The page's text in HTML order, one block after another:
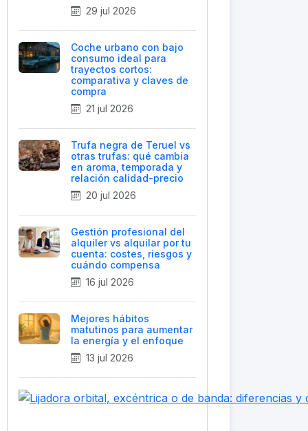
29 jul 2026
Coche urbano con bajo
consumo ideal para
trayectos cortos:
comparativa y claves de
compra
21 jul 2026
Trufa negra de Teruel vs
otras trufas: qué cambia
en aroma, temporada y
relación calidad-precio
20 jul 2026
Gestión profesional del
alquiler vs alquilar por tu
cuenta: costes, riesgos y
cuándo compensa
16 jul 2026
Mejores hábitos
matutinos para aumentar
la energía y el enfoque
13 jul 2026